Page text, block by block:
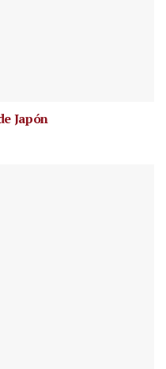
Japón